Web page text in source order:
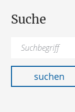
Suche
Suchen
suchen